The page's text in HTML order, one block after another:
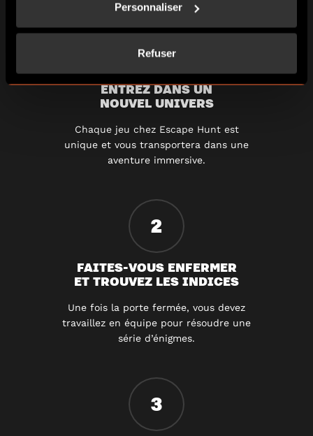
Personnaliser
Refuser
1
ENTREZ DANS UN
NOUVEL UNIVERS
Chaque jeu chez Escape Hunt est
unique et vous transportera dans une
aventure immersive.
2
FAITES-VOUS ENFERMER
ET TROUVEZ LES INDICES
Une fois la porte fermée, vous devez
travaillez en équipe pour résoudre une
série d’énigmes.
3